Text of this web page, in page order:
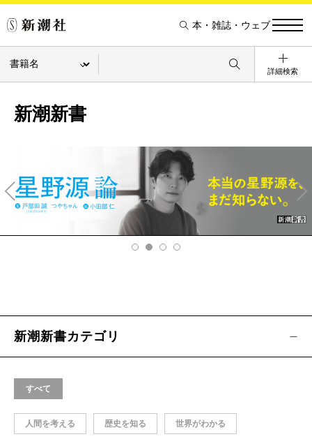
本・雑誌・ウェブ
詳細検索
新潮新書
v
Ne
xt
新潮新書カテゴリ
すべて
人間を考える 歴史を知る 世界がわかる